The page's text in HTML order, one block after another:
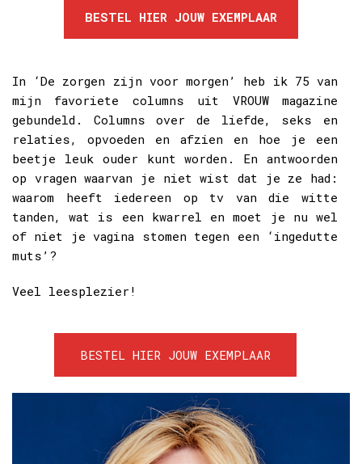
BESTEL HIER JOUW EXEMPLAAR
In ‘De zorgen zijn voor morgen’ heb ik 75 van
mijn favoriete columns uit VROUW magazine
gebundeld. Columns over de liefde, seks en
relaties, opvoeden en afzien en hoe je een
beetje leuk ouder kunt worden. En antwoorden
op vragen waarvan je niet wist dat je ze had:
waarom heeft iedereen op tv van die witte
tanden, wat is een kwarrel en moet je nu wel
of niet je vagina stomen tegen een ‘ingedutte
muts’?
Veel leesplezier!
BESTEL HIER JOUW EXEMPLAAR